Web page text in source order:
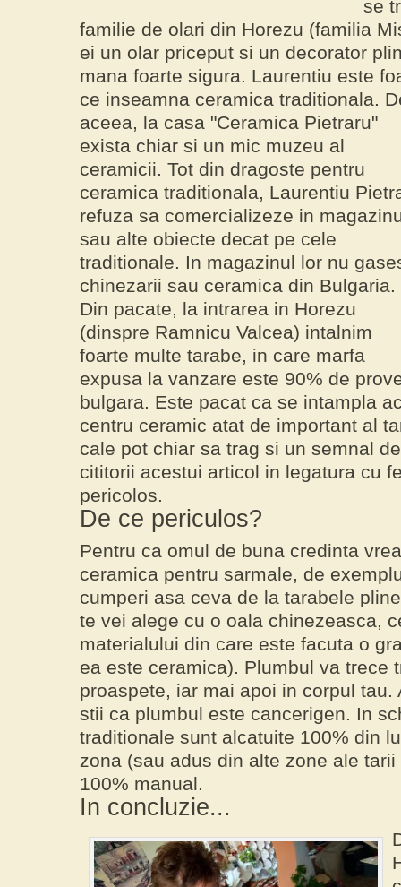
se
familie de olari din Horezu (familia
ei un olar priceput si un decorator
mana foarte sigura. Laurentiu este
ce inseamna ceramica traditionala.
aceea, la casa "Ceramica Pietraru"
exista chiar si un mic muzeu al
ceramicii. Tot din dragoste pentru
ceramica traditionala, Laurentiu
refuza sa comercializeze in
sau alte obiecte decat pe cele
traditionale. In magazinul lor nu
chinezarii sau ceramica din Bulgaria.
Din pacate, la intrarea in Horezu
(dinspre Ramnicu Valcea) intalnim
foarte multe tarabe, in care marfa
expusa la vanzare este 90% de
bulgara. Este pacat ca se intampla
centru ceramic atat de important al
cale pot chiar sa trag si un semnal
cititorii acestui articol in legatura cu
pericolos.
De ce periculos?
Pentru ca omul de buna credinta
ceramica pentru sarmale, de
cumperi asa ceva de la tarabele
te vei alege cu o oala chinezeasca,
materialului din care este facuta o
ea este ceramica). Plumbul va trece
proaspete, iar mai apoi in corpul tau.
stii ca plumbul este cancerigen. In
traditionale sunt alcatuite 100% din
zona (sau adus din alte zone ale
100% manual.
In concluzie...